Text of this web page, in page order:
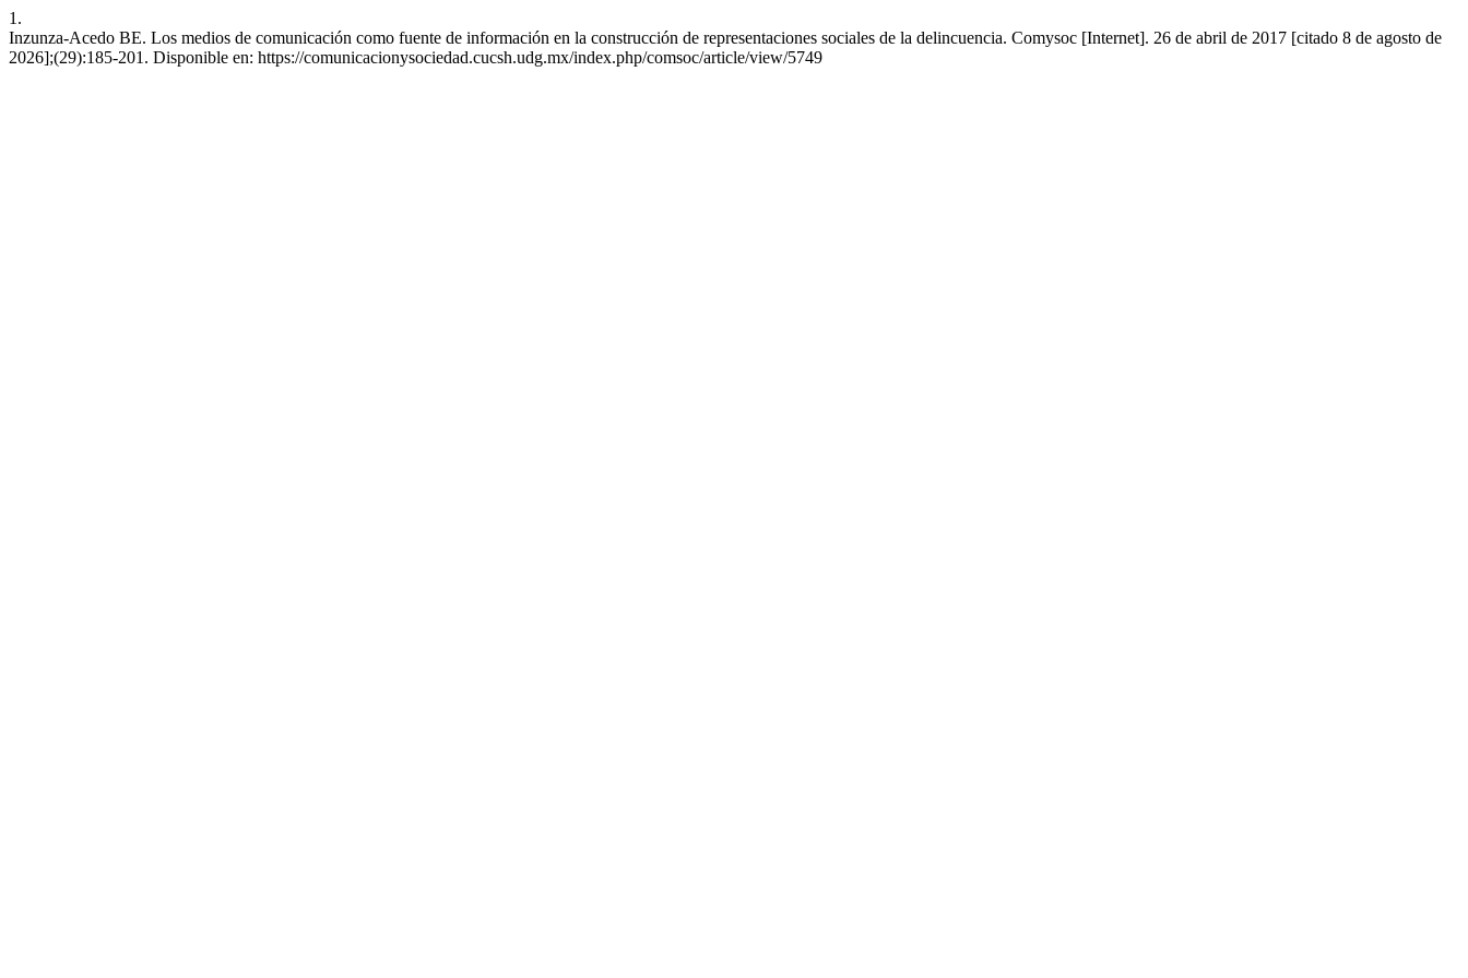
1.
Inzunza-Acedo BE. Los medios de comunicación como fuente de información en la construcción de representaciones sociales de la delincuencia. Comysoc [Internet]. 26 de abril de 2017 [citado 8 de agosto de
2026];(29):185-201. Disponible en: https://comunicacionysociedad.cucsh.udg.mx/index.php/comsoc/article/view/5749